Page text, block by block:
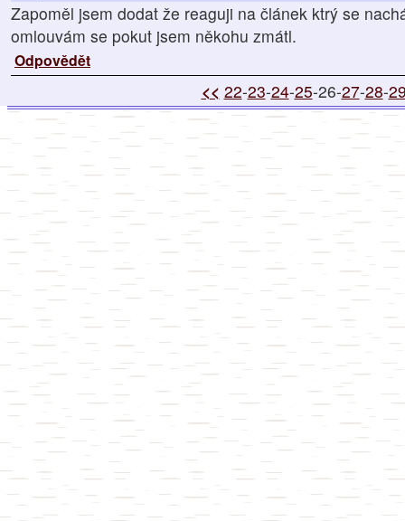
Zapoměl jsem dodat že reaguji na článek ktrý se
omlouvám se pokut jsem někohu zmátl.
Odpovědět
<< 22-23-24-25-26-27-28-